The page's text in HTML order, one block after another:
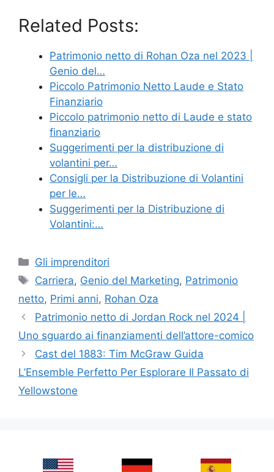
Related Posts:
Patrimonio netto di Rohan Oza nel 2023 |
Genio del…
Piccolo Patrimonio Netto Laude e Stato
Finanziario
Piccolo patrimonio netto di Laude e stato
finanziario
Suggerimenti per la distribuzione di
volantini per…
Consigli per la Distribuzione di Volantini
per le…
Suggerimenti per la Distribuzione di
Volantini:…
Categories
Gli imprenditori
Tags
Carriera, Genio del Marketing, Patrimonio
netto, Primi anni, Rohan Oza
Patrimonio netto di Jordan Rock nel 2024 |
Uno sguardo ai finanziamenti dell’attore-comico
Cast del 1883: Tim McGraw Guida
L’Ensemble Perfetto Per Esplorare Il Passato di
Yellowstone